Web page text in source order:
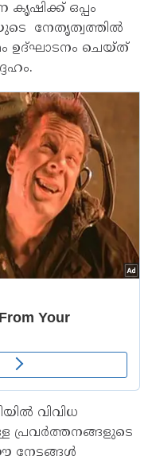
കൃഷിക്ക് ഒപ്പം
നേതൃത്വത്തിൽ
ഉദ്ഘാടനം ചെയ്ത്
വിവിധ
പ്രവർത്തനങ്ങളുടെ